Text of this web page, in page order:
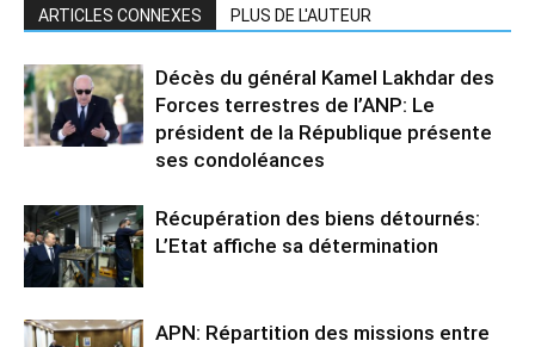
ARTICLES CONNEXES PLUS DE L'AUTEUR
Décès du général Kamel Lakhdar des
Forces terrestres de l’ANP: Le
président de la République présente
ses condoléances
Récupération des biens détournés:
L’Etat affiche sa détermination
APN: Répartition des missions entre